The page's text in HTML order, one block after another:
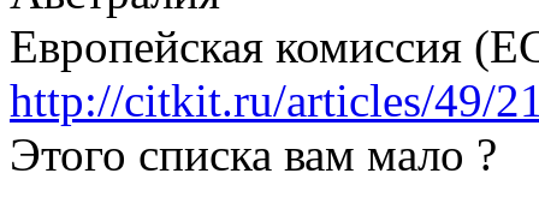
Европейская комиссия
http://citkit.ru/articles/49/
Этого списка вам мало ?